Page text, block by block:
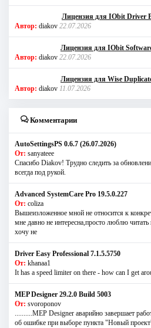
Лицензия для IObit Driver
Автор: diakov 22.07.2026
Лицензия для IObit
Автор: diakov 22.07.2026
Лицензия для Wise
Автор: diakov 11.07.2026
Комментарии
AutoSettingsPS 0.6.7 (26.07.2026)
От: sanyateee
Спасибо Diakov! Трудно следить за
всегда под рукой.
Advanced SystemCare Pro 19.5.0.227
От: coliza
Вышеизложенное мной не относится к
мне давно не интересна,просто люблю
хочу не
Driver Easy Professional 7.1.5.5750
От: khanaa1
It has a speed limiter on there - how can I get
MEP Designer 29.2.0 Build 5003
От: svoroponov
..........MEP Designer аварийно завершает
об ошибке при выборе пункта "Новый